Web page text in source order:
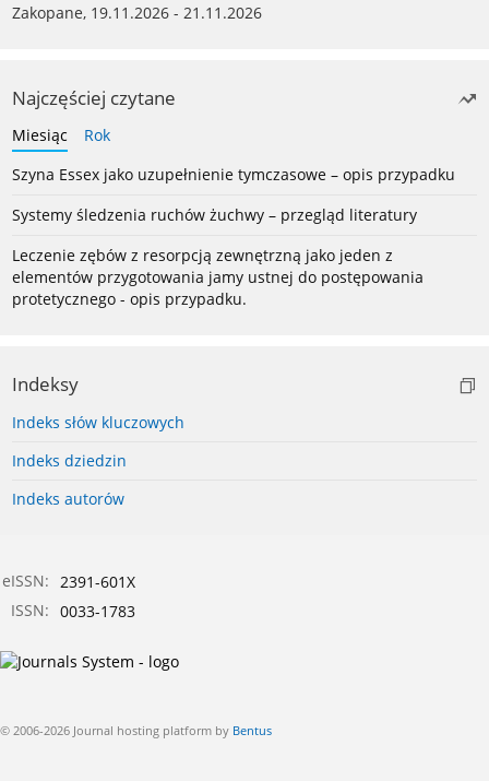
Zakopane, 19.11.2026 - 21.11.2026
Najczęściej czytane
Miesiąc
Rok
Szyna Essex jako uzupełnienie tymczasowe – opis przypadku
Systemy śledzenia ruchów żuchwy – przegląd literatury
Leczenie zębów z resorpcją zewnętrzną jako jeden z
elementów przygotowania jamy ustnej do postępowania
protetycznego - opis przypadku.
Indeksy
Indeks słów kluczowych
Indeks dziedzin
Indeks autorów
eISSN: 2391-601X
ISSN: 0033-1783
© 2006-2026 Journal hosting platform by Bentus